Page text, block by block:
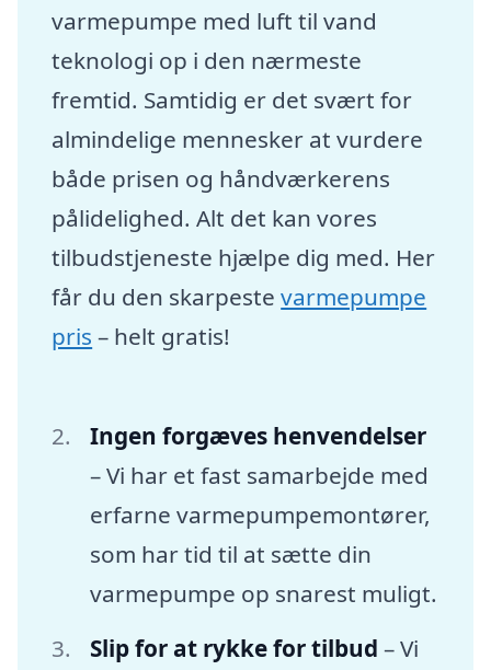
varmepumpe med luft til vand
teknologi op i den nærmeste
fremtid. Samtidig er det svært for
almindelige mennesker at vurdere
både prisen og håndværkerens
pålidelighed. Alt det kan vores
tilbudstjeneste hjælpe dig med. Her
får du den skarpestevarmepumpe
pris – helt gratis!
Ingen forgæves henvendelser
– Vi har et fast samarbejde med
erfarne varmepumpemontører,
som har tid til at sætte din
varmepumpe op snarest muligt.
Slip for at rykke for tilbud – Vi